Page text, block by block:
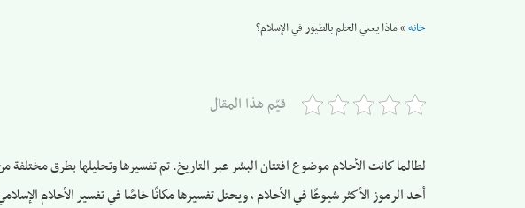
خانه»ماذا يعني الحلم بالطيور في الإسلام؟
قيّم هذا المقال
لطالما كانت الأحلام موضوع افتتان البشر عبر التاريخ. تم تفسيرها وتحليلها بطرق مختلفة
أحد الرموز الأكثر شيوعًا في الأحلام ، ويحتل تفسيرها مكانًا خاصًا في تفسير الأحلام